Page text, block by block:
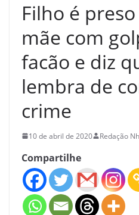
Filho é
mãe com
facão e diz
lembra de
crime
10 de abril de 2020 Redação
Compartilhe